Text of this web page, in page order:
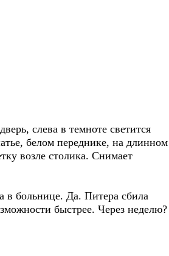
слева в темноте светится
белом переднике, на длинном
возле столика. Снимает
больнице. Да. Питера сбила
быстрее. Через неделю?